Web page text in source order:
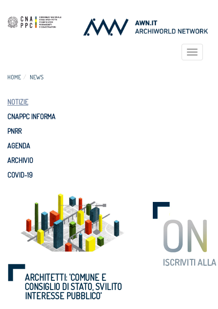
Toggle
HOME NEWS
NOTIZIE
CNAPPC INFORMA
PNRR
AGENDA
ARCHIVIO
COVID-19
ARCHITETTI: 'COMUNE E
CONSIGLIO DI STATO, SVILITO
INTERESSE PUBBLICO'